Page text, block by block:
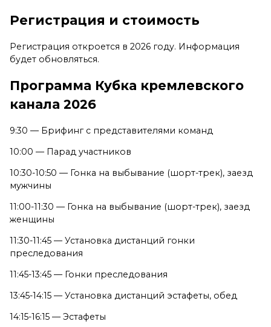
Регистрация и стоимость
Регистрация откроется в 2026 году. Информация
будет обновляться.
Программа Кубка кремлевского
канала 2026
9:30 — Брифинг с представителями команд
10:00 — Парад участников
10:30-10:50 — Гонка на выбывание (шорт-трек), заезд
мужчины
11:00-11:30 — Гонка на выбывание (шорт-трек), заезд
женщины
11:30-11:45 — Установка дистанций гонки
преследования
11:45-13:45 — Гонки преследования
13:45-14:15 — Установка дистанций эстафеты, обед
14:15-16:15 — Эстафеты